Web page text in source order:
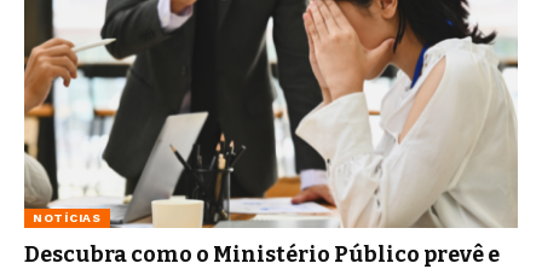
NOTÍCIAS
Descubra como o Ministério Público prevê e